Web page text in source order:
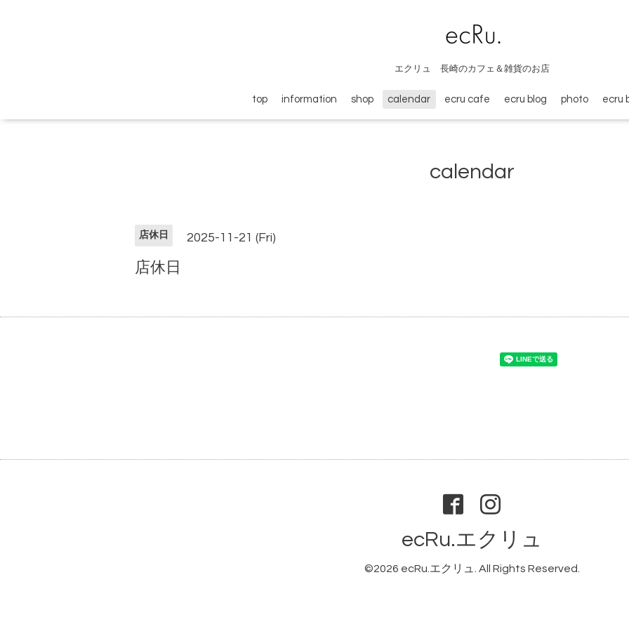
エクリュ 長崎のカフェ＆雑貨のお店
top information shop calendar ecru cafe ecru blog photo ecru
calendar
店休日 2025-11-21 (Fri)
店休日
ecRu.エクリュ
©2026 ecRu.エクリュ . All Rights Reserved.